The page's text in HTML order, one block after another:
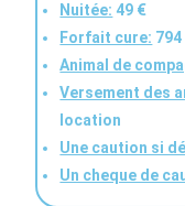
Nuitée: 49 €
Forfait cure: 794
Animal de
Versement des
location
Une caution si
Un cheque de